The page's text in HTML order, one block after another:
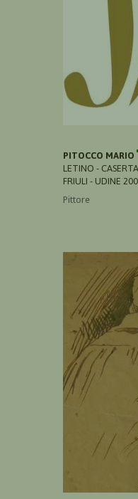
PITOCCO MARIO
LETINO -
FRIULI - UDINE
Pittore